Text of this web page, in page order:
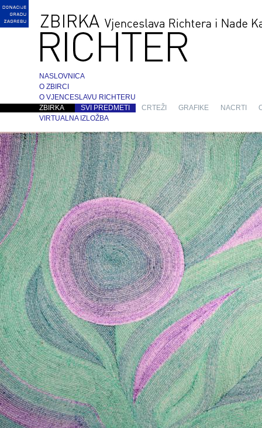
NASLOVNICA
O ZBIRCI
O VJENCESLAVU RICHTERU
ZBIRKA
SVI PREDMETI CRTEŽI GRAFIKE NACRTI
VIRTUALNA IZLOŽBA